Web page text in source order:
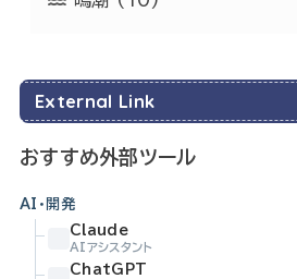
External Link
おすすめ外部ツール
AI・開発
Claude
AIアシスタント
ChatGPT